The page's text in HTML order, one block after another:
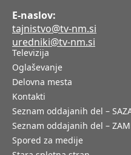
E-naslov:
tajnistvo@tv-nm.si
uredniki@tv-nm.si
Televizija
Oglaševanje
Delovna mesta
Kontakti
Seznam oddajanih del –
Seznam oddajanih del –
Spored za medije